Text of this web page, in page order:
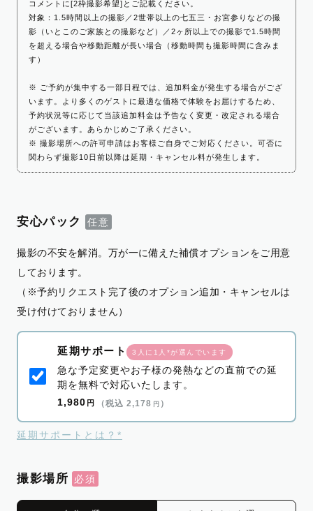
コメントに[2枠撮影希望]とご記載ください。
対象：1.5時間以上の撮影／2世帯以上の七五三・お宮参りなどの撮
影（いとこのご家族との撮影など）／2ヶ所以上での撮影で1.5時間
を超える場合や移動距離が長い場合（移動時間も撮影時間に含みま
す）
※ ご予約が集中する一部日程では、追加料金が発生する場合がござ
います。より多くのゲストに最適な価格で体験をお届けするため、
予約状況等に応じて当該追加料金は予告なく変更・改定される場合
がございます。あらかじめご了承ください。
※ 撮影場所への許可申請はお客様ご自身でご対応ください。可否に
関わらず撮影10日前以降は延期・キャンセル料が発生します。
安心パック
撮影の不安を解消。万が一に備えた補償オプションをご用意
しております。
（※予約リクエスト完了後のオプション追加・キャンセルは
受け付けておりません）
延期サポート 3人に1人*が選んでいます
急な予定変更やお子様の発熱などの直前での延
期を無料で対応いたします。
1,980 円 （税込 2,178 円 ）
延期サポートとは？*
撮影場所